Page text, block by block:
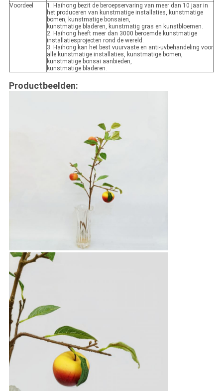
Voordeel
1. Haihong bezit de beroepservaring van meer dan 10 jaar in
het produceren van kunstmatige installaties, kunstmatige
bomen, kunstmatige bonsaien,
kunstmatige bladeren, kunstmatig gras en kunstbloemen.
2. Haihong heeft meer dan 3000 beroemde kunstmatige
installatiesprojecten rond de wereld.
3. Haihong kan het best vuurvaste en anti-uvbehandeling voor
alle kunstmatige installaties, kunstmatige bomen,
kunstmatige bonsai aanbieden,
kunstmatige bladeren.
Productbeelden: